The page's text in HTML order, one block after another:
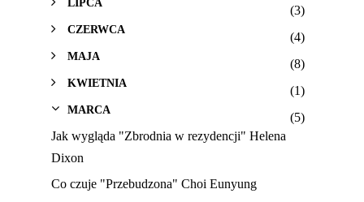
(3)
CZERWCA
(4)
MAJA
(8)
KWIETNIA
(1)
MARCA
(5)
Jak wygląda "Zbrodnia w rezydencji" Helena
Dixon
Co czuje "Przebudzona" Choi Eunyung